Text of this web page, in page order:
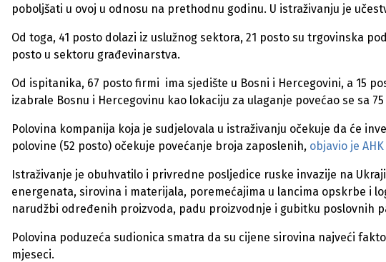
poboljšati u ovoj u odnosu na prethodnu godinu. U istraživanju je
Od toga, 41 posto dolazi iz uslužnog sektora, 21 posto su trgovinska
posto u sektoru građevinarstva.
Od ispitanika, 67 posto firmi ima sjedište u Bosni i Hercegovini, a 15
izabrale Bosnu i Hercegovinu kao lokaciju za ulaganje povećao se sa
Polovina kompanija koja je sudjelovala u istraživanju očekuje da će
polovine (52 posto) očekuje povećanje broja zaposlenih, objavio je AHK
Istraživanje je obuhvatilo i privredne posljedice ruske invazije na
energenata, sirovina i materijala, poremećajima u lancima opskrbe i
narudžbi određenih proizvoda, padu proizvodnje i gubitku poslovnih
Polovina poduzeća sudionica smatra da su cijene sirovina najveći
mjeseci.